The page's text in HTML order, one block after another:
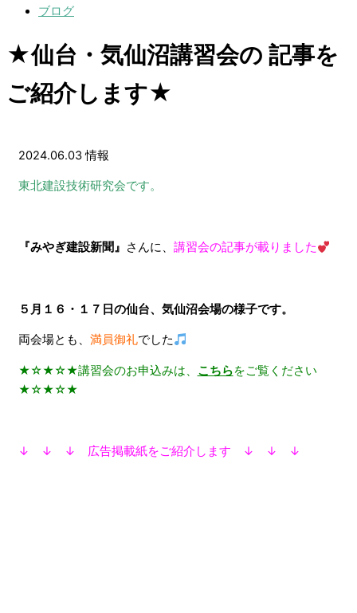
ブログ
★仙台・気仙沼講習会の 記事を
ご紹介します★
2024.06.03 情報
東北建設技術研究会です。
『みやぎ建設新聞』 さんに、 講習会の記事が載りました
５月１６・１７日の仙台、気仙沼会場の様子です。
両会場とも、 満員御礼でした
★☆★☆★講習会のお申込みは、 こちらをご覧ください
★☆★☆★
↓ ↓ ↓ 広告掲載紙をご紹介します ↓ ↓ ↓